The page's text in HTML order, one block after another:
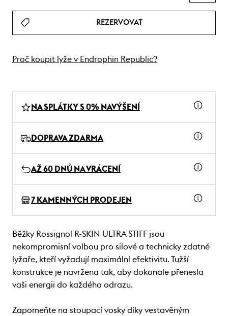
REZERVOVAT
Proč koupit lyže v Endrophin Republic?
NA SPLÁTKY S 0% NAVÝŠENÍ
DOPRAVA ZDARMA
AŽ 60 DNŮ NA VRÁCENÍ
7 KAMENNÝCH PRODEJEN
Běžky Rossignol R-SKIN ULTRA STIFF jsou
nekompromisní volbou pro silové a technicky zdatné
lyžaře, kteří vyžadují maximální efektivitu. Tužší
konstrukce je navržena tak, aby dokonale přenesla
vaši energii do každého odrazu.
Zapomeňte na stoupací vosky díky vestavěným